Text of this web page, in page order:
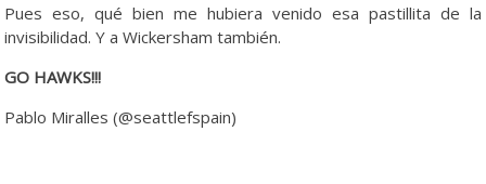
Pues eso, qué bien me hubiera venido esa pastillita de la
invisibilidad. Y a Wickersham también.
GO HAWKS!!!
Pablo Miralles (@seattlefspain)